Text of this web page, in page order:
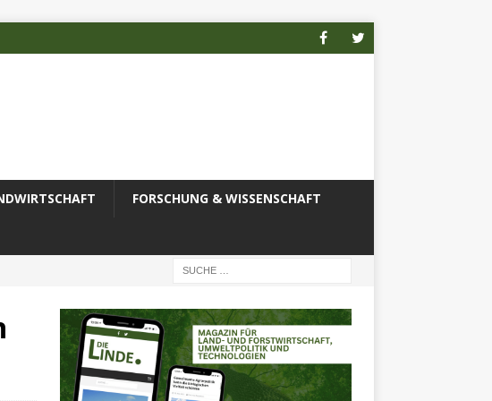
FORSCHUNG & WISSENSCHAFT